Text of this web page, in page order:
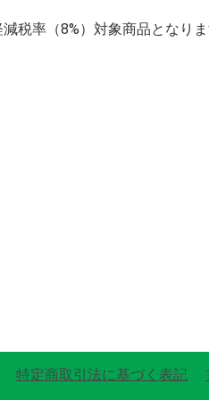
税率（8%）対象商品となりま
特定商取引法に基づく表記